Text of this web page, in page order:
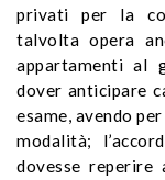
privati per la
talvolta opera
appartamenti al
dover anticipare
esame, avendo
modalità;
dovesse